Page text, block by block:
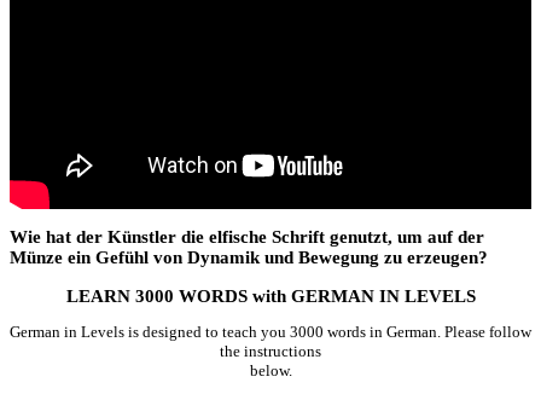
Wie hat der Künstler die elfische Schrift genutzt, um auf der
Münze ein Gefühl von Dynamik und Bewegung zu erzeugen?
LEARN 3000 WORDS with GERMAN IN LEVELS
German in Levels is designed to teach you 3000 words in German. Please follow
the instructions
below.